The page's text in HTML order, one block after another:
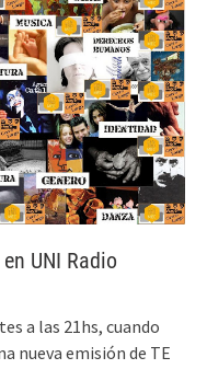
UNI Radio
a las 21hs, cuando
nueva emisión de TE